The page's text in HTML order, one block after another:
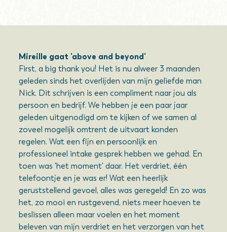
Mireille gaat 'above and beyond'
First, a big thank you! Het is nu alweer 3 maanden
geleden sinds het overlijden van mijn geliefde man
Nick. Dit schrijven is een compliment naar jou als
persoon en bedrijf. We hebben je een paar jaar
geleden uitgenodigd om te kijken of we samen al
zoveel mogelijk omtrent de uitvaart konden
regelen. Wat een fijn en persoonlijk en
professioneel intake gesprek hebben we gehad. En
toen was 'het moment' daar. Het verdriet, één
telefoontje en je was er! Wat een heerlijk
geruststellend gevoel, alles was geregeld! En zo was
het, zo mooi en rustgevend, niets meer hoeven te
beslissen alleen maar voelen en het moment
beleven van mijn verdriet en het verzorgen van het